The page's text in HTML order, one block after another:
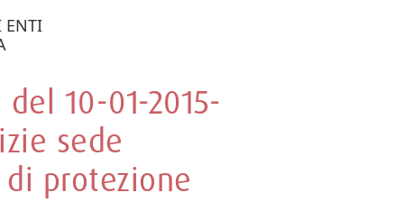
ENTI
10-01-2015-
sede
protezione